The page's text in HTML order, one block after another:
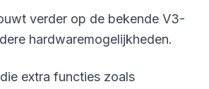
verder op de bekende V3-
hardwaremogelijkheden.
extra functies zoals